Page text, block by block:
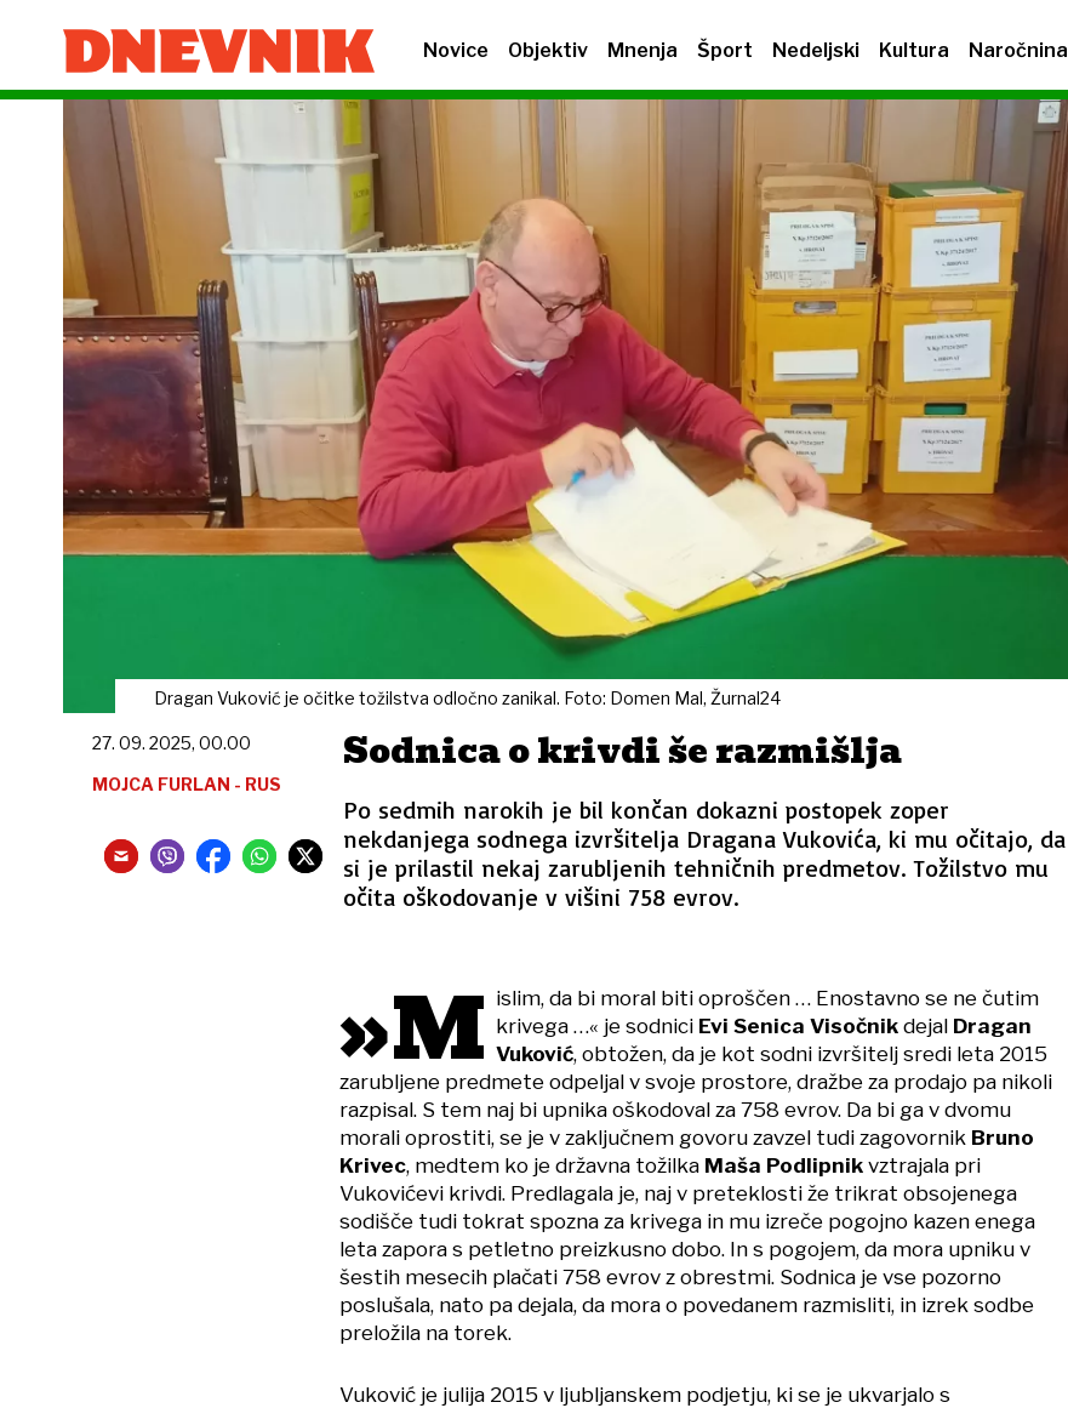
Novice Objektiv Mnenja Šport Nedeljski Kultura Naročnina
Dragan Vuković je očitke tožilstva odločno zanikal. Foto: Domen Mal, Žurnal24
Sodnica o krivdi še razmišlja
Po sedmih narokih je bil končan dokazni postopek zoper
nekdanjega sodnega izvršitelja Dragana Vukovića, ki mu očitajo, da
si je prilastil nekaj zarubljenih tehničnih predmetov. Tožilstvo mu
očita oškodovanje v višini 758 evrov.
27. 09. 2025, 00.00
MOJCA FURLAN - RUS
»M islim, da bi moral biti oproščen … Enostavno se ne čutim
krivega …« je sodnici Evi Senica Visočnik dejal Dragan
Vuković, obtožen, da je kot sodni izvršitelj sredi leta 2015
zarubljene predmete odpeljal v svoje prostore, dražbe za prodajo pa nikoli
razpisal. S tem naj bi upnika oškodoval za 758 evrov. Da bi ga v dvomu
morali oprostiti, se je v zaključnem govoru zavzel tudi zagovornik Bruno
Krivec, medtem ko je državna tožilka Maša Podlipnik vztrajala pri
Vukovićevi krivdi. Predlagala je, naj v preteklosti že trikrat obsojenega
sodišče tudi tokrat spozna za krivega in mu izreče pogojno kazen enega
leta zapora s petletno preizkusno dobo. In s pogojem, da mora upniku v
šestih mesecih plačati 758 evrov z obrestmi. Sodnica je vse pozorno
poslušala, nato pa dejala, da mora o povedanem razmisliti, in izrek sodbe
preložila na torek.
Vuković je julija 2015 v ljubljanskem podjetju, ki se je ukvarjalo s